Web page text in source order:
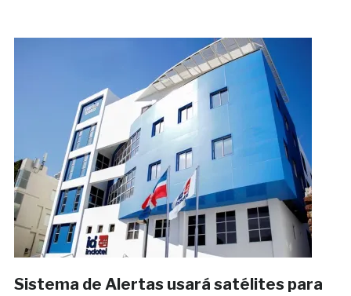
Sistema de Alertas usará satélites para